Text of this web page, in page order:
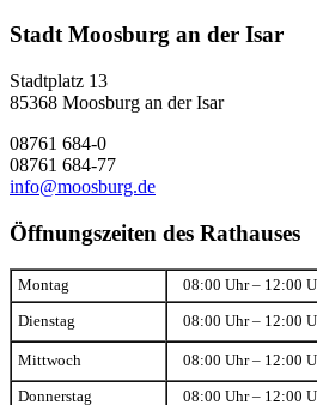
Stadt Moosburg an der Isar
Stadtplatz 13
85368 Moosburg an der Isar
08761 684-0
08761 684-77
info@moosburg.de
Öffnungszeiten des Rathauses
Montag 08:00 Uhr – 12:00
Dienstag 08:00 Uhr – 12:00
Mittwoch 08:00 Uhr – 12:00
Donnerstag 08:00 Uhr – 12:00